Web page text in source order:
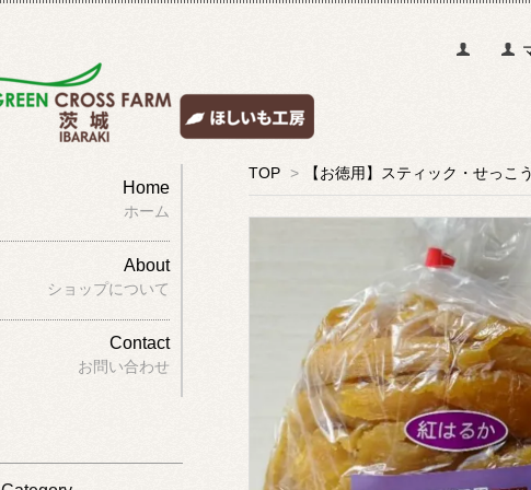
TOP > 【お徳用】スティック・せっこ
Home
ホーム
About
ショップについて
Contact
お問い合わせ